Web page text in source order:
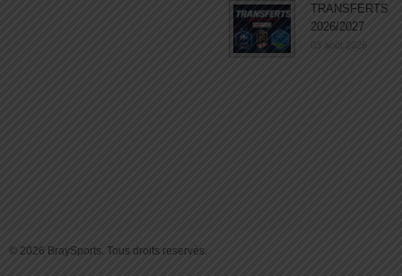
TRANSFERTS
2026/2027
03 août 2026
© 2026 BraySports. Tous droits reservés.